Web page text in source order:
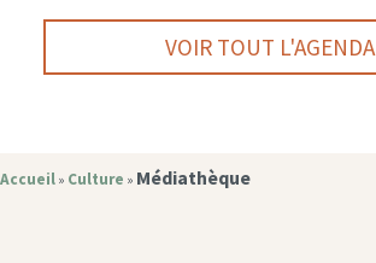
VOIR TOUT L'AGENDA
Accueil » Culture » Médiathèque